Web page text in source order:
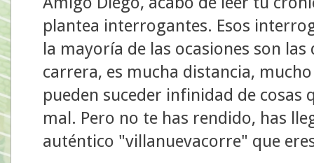
plantea interrogantes. Esos
la mayoría de las ocasiones son
carrera, es mucha distancia,
pueden suceder infinidad de cosas
mal. Pero no te has rendido, has
auténtico "villanuevacorre" que